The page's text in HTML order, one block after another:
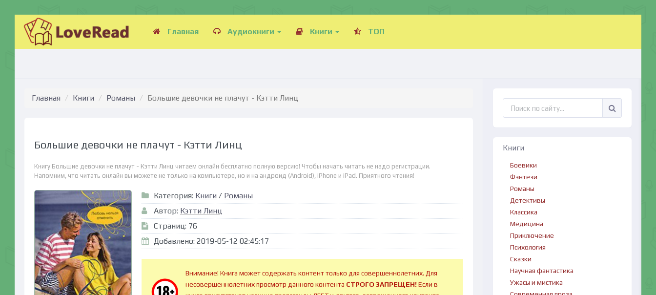
Главная Аудиокниги Книги ТОП
Главная Книги Романы Большие девочки не плачут - Кэтти Линц
Большие девочки не плачут - Кэтти Линц
Книгу Большие девочки не плачут - Кэтти Линц читаем онлайн бесплатно полную версию! Чтобы начать читать не надо регистрации.
Напомним, что читать онлайн вы можете не только на компьютере, но и на андроид (Android), iPhone и iPad. Приятного чтения!
Категория: Книги / Романы
Автор: Кэтти Линц
Страниц: 76
Добавлено: 2019-05-12 02:45:17
Внимание! Книга может содержать контент только для совершеннолетних. Для
несовершеннолетних просмотр данного контента СТРОГО ЗАПРЕЩЕН!Если в
Книги
Боевики
Фэнтези
Романы
Детективы
Классика
Медицина
Приключение
Психология
Сказки
Научная фантастика
Ужасы и мистика